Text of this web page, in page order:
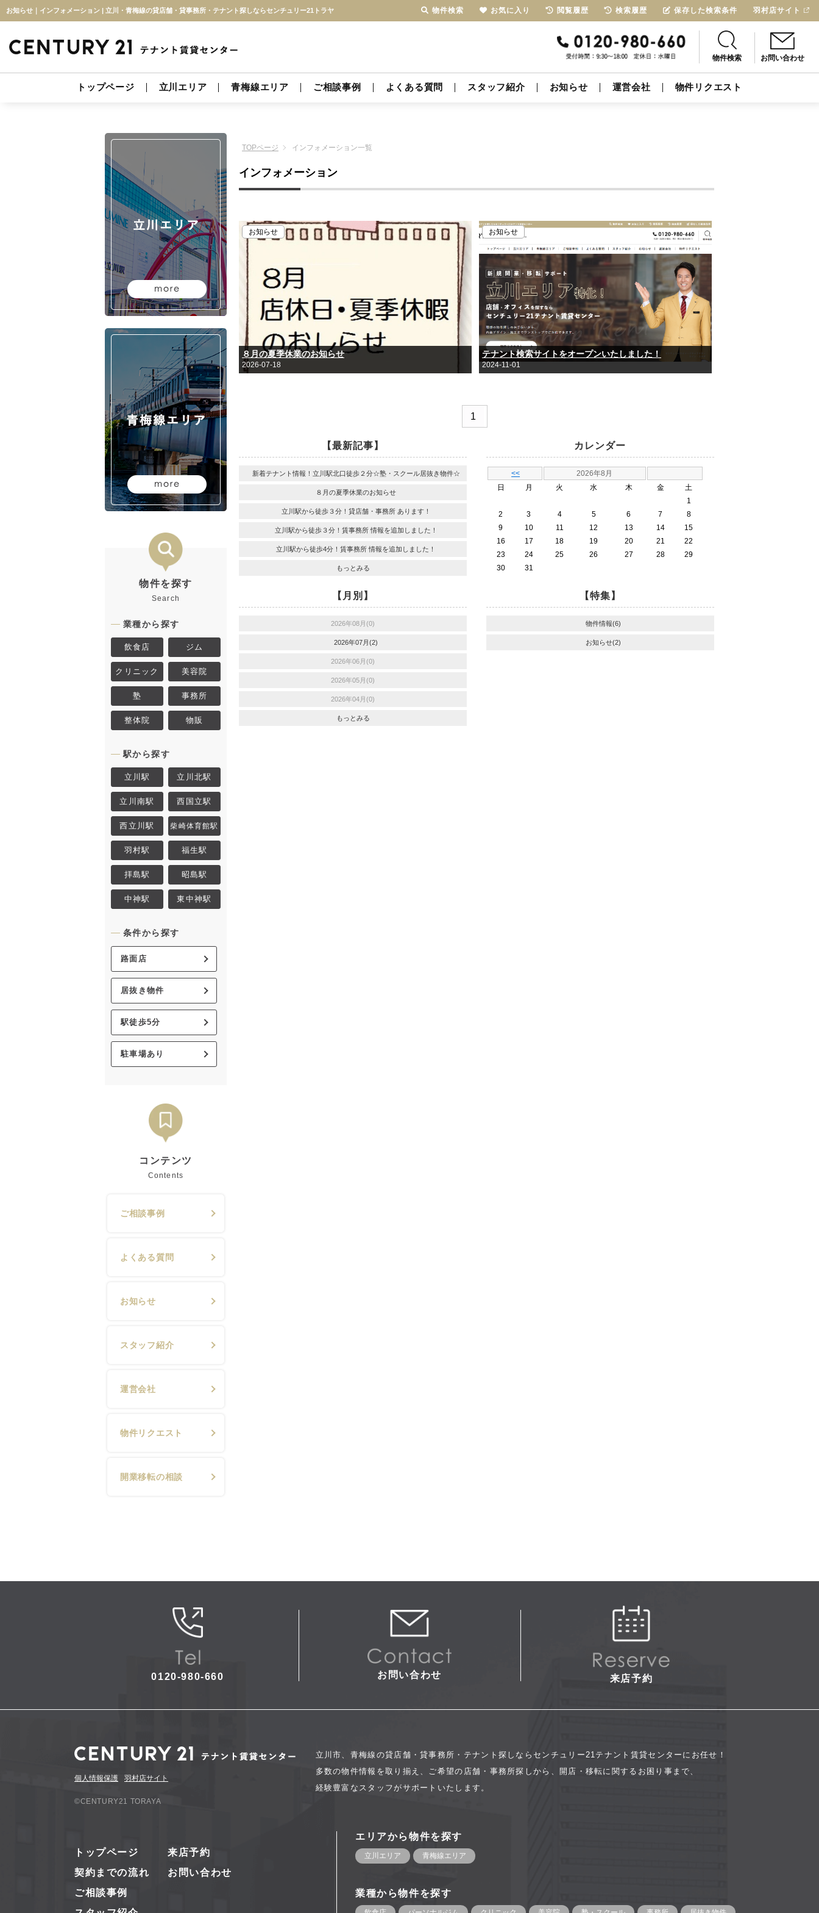
お知らせ｜インフォメーション | 立川・青梅線の貸店舗・貸事務所・テナント探しならセンチュリー21トラヤ
物件検索 お問い合わせ
トップページ 立川エリア 青梅線エリア ご相談事例 よくある質問 スタッフ紹介 お知らせ 運営会社 物件リクエスト
TOPページ インフォメーション一覧
インフォメーション
お知らせ
８月の夏季休業のお知らせ
2026-07-18
お知らせ
テナント検索サイトをオープンいたしました！
2024-11-01
1
【最新記事】
新着テナント情報！立川駅北口徒歩２分☆塾・スクール居抜き物件☆
８月の夏季休業のお知らせ
立川駅から徒歩３分！貸店舗・事務所 あります！
立川駅から徒歩３分！賃事務所 情報を追加しました！
立川駅から徒歩4分！賃事務所 情報を追加しました！
もっとみる
カレンダー
<<
2026年8月
日
月 火 水 木 金
土
1
2
3 4 5 6 7
8
9
10 11 12 13 14
15
16
17 18 19 20 21
22
23
24 25 26 27 28
29
30
31
【月別】
2026年08月(0)
2026年07月(2)
2026年06月(0)
2026年05月(0)
2026年04月(0)
もっとみる
【特集】
物件情報(6)
お知らせ(2)
物件を探す
Search
業種から探す
飲食店 ジム
クリニック 美容院
塾 事務所
整体院 物販
駅から探す
立川駅 立川北駅
立川南駅 西国立駅
西立川駅 柴崎体育館駅
羽村駅 福生駅
拝島駅 昭島駅
中神駅 東中神駅
条件から探す
路面店
居抜き物件
駅徒歩5分
駐車場あり
コンテンツ
Contents
ご相談事例
よくある質問
お知らせ
スタッフ紹介
運営会社
物件リクエスト
開業移転の相談
0120-980-660 お問い合わせ 来店予約
個人情報保護 羽村店サイト
©CENTURY21 TORAYA
立川市、青梅線の貸店舗・貸事務所・テナント探しならセンチュリー21テナント賃貸センターにお任せ！
多数の物件情報を取り揃え、ご希望の店舗・事務所探しから、開店・移転に関するお困り事まで、
経験豊富なスタッフがサポートいたします。
トップページ
契約までの流れ
ご相談事例
来店予約
お問い合わせ
エリアから物件を探す
立川エリア 青梅線エリア
業種から物件を探す
物件検索 お気に入り 閲覧履歴 検索履歴 保存した検索条件 羽村店サイト